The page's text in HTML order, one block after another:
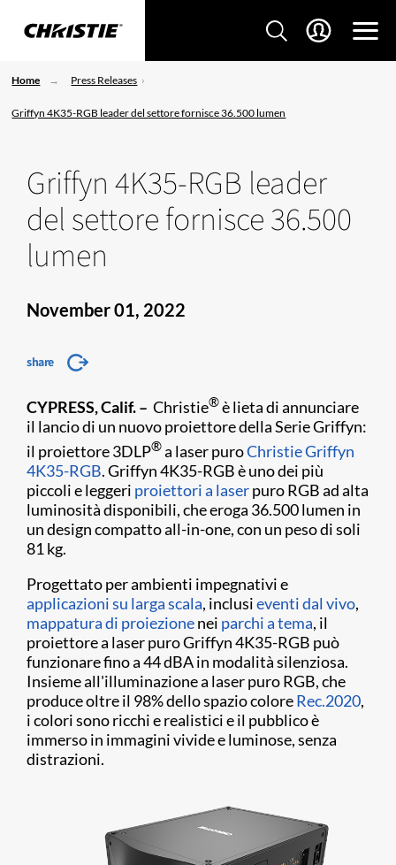
Home Press Releases
Griffyn 4K35-RGB leader del settore fornisce 36.500 lumen
Griffyn 4K35-RGB leader
del settore fornisce 36.500
lumen
November 01, 2022
share
CYPRESS, Calif. – Christie®è lieta di annunciare
il lancio di un nuovo proiettore della Serie Griffyn:
il proiettore 3DLP®a laser puroChristie Griffyn
4K35-RGB. Griffyn 4K35-RGB è uno dei più
piccoli e leggeri proiettori a laserpuro RGB ad alta
luminosità disponibili, che eroga 36.500 lumen in
un design compatto all-in-one, con un peso di soli
81 kg.
Progettato per ambienti impegnativi e
applicazioni su larga scala, inclusieventi dal vivo,
mappatura di proiezionenei parchi a tema, il
proiettore a laser puro Griffyn 4K35-RGB può
funzionare fino a 44 dBA in modalità silenziosa.
Insieme all'illuminazione a laser puro RGB, che
produce oltre il 98% dello spazio coloreRec.2020,
i colori sono ricchi e realistici e il pubblico è
immerso in immagini vivide e luminose, senza
distrazioni.